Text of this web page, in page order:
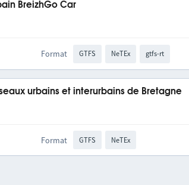
BreizhGo Car
Format GTFS NeTEx gtfs-rt
urbains et interurbains de Bretagne
Format GTFS NeTEx